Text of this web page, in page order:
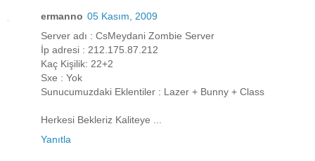
ermanno 05 Kasım, 2009
Server adı : CsMeydani Zombie Server
İp adresi : 212.175.87.212
Kaç Kişilik: 22+2
Sxe : Yok
Sunucumuzdaki Eklentiler : Lazer + Bunny + Class
Herkesi Bekleriz Kaliteye ...
Yanıtla